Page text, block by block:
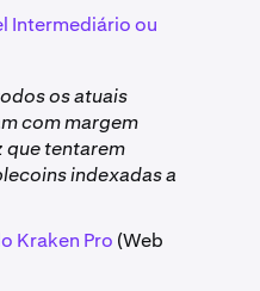
Intermediário ou
os atuais
com margem
que tentarem
indexadas a
Kraken Pro (Web